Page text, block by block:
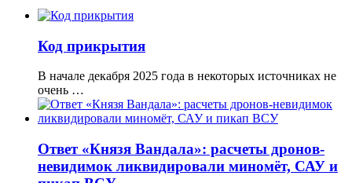
Код прикрытия
В начале декабря 2025 года в некоторых источниках не
очень …
Ответ «Князя Вандала»: расчеты дронов-
невидимок ликвидировали миномёт, САУ и